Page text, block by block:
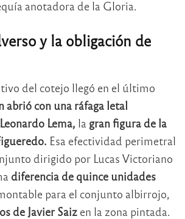
anotadora de la Gloria.
y la obligación de
del cotejo llegó en el último
abrió con una ráfaga letal
Leonardo Lema, la gran figura de la
Esa efectividad perimetral
dirigido por Lucas Victoriano
diferencia de quince unidades
para el conjunto albirrojo,
de Javier Saiz en la zona pintada.